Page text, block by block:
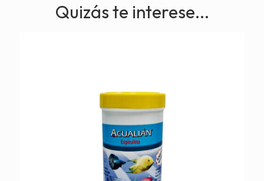
Quizás te interese...